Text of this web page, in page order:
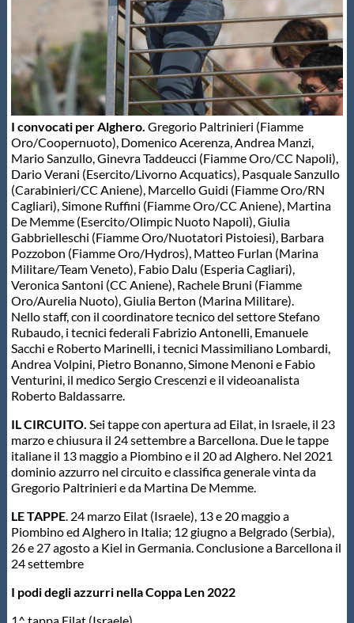
Intranet
Webmail
Contatti
Mappa del sito
I convocati per Alghero. Gregorio Paltrinieri (Fiamme
Oro/Coopernuoto), Domenico Acerenza, Andrea Manzi,
Mario Sanzullo, Ginevra Taddeucci (Fiamme Oro/CC Napoli),
Dario Verani (Esercito/Livorno Acquatics), Pasquale Sanzullo
(Carabinieri/CC Aniene), Marcello Guidi (Fiamme Oro/RN
Cagliari), Simone Ruffini (Fiamme Oro/CC Aniene), Martina
De Memme (Esercito/Olimpic Nuoto Napoli), Giulia
Gabbrielleschi (Fiamme Oro/Nuotatori Pistoiesi), Barbara
Pozzobon (Fiamme Oro/Hydros), Matteo Furlan (Marina
Militare/Team Veneto), Fabio Dalu (Esperia Cagliari),
Veronica Santoni (CC Aniene), Rachele Bruni (Fiamme
Oro/Aurelia Nuoto), Giulia Berton (Marina Militare).
Nello staff, con il coordinatore tecnico del settore Stefano
Rubaudo, i tecnici federali Fabrizio Antonelli, Emanuele
Sacchi e Roberto Marinelli, i tecnici Massimiliano Lombardi,
Andrea Volpini, Pietro Bonanno, Simone Menoni e Fabio
Venturini, il medico Sergio Crescenzi e il videoanalista
Roberto Baldassarre.
IL CIRCUITO. Sei tappe con apertura ad Eilat, in Israele, il 23
marzo e chiusura il 24 settembre a Barcellona. Due le tappe
italiane il 13 maggio a Piombino e il 20 ad Alghero. Nel 2021
dominio azzurro nel circuito e classifica generale vinta da
Gregorio Paltrinieri e da Martina De Memme.
LE TAPPE. 24 marzo Eilat (Israele), 13 e 20 maggio a
Piombino ed Alghero in Italia; 12 giugno a Belgrado (Serbia),
26 e 27 agosto a Kiel in Germania. Conclusione a Barcellona il
24 settembre
I podi degli azzurri nella Coppa Len 2022